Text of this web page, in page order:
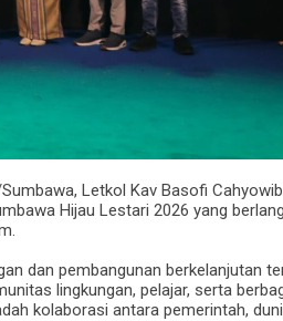
Letkol Kav Basofi
Hijau Lestari 2026 yang
dan pembangunan berkelanjutan
lingkungan, pelajar, serta
kolaborasi antara pemerintah,